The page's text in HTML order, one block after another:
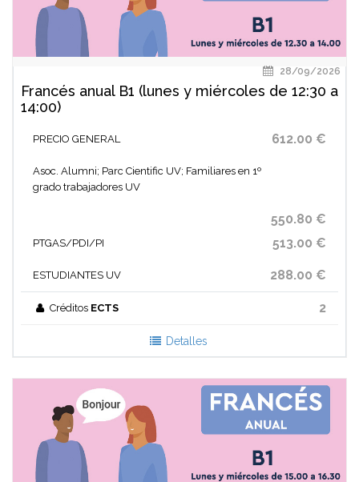
28/09/2026
Francés anual B1 (lunes y miércoles de 12:30 a
14:00)
PRECIO GENERAL 612.00 €
Asoc. Alumni; Parc Cientific UV; Familiares en 1º
grado trabajadores UV
550.80 €
PTGAS/PDI/PI 513.00 €
ESTUDIANTES UV 288.00 €
Créditos ECTS 2
Detalles